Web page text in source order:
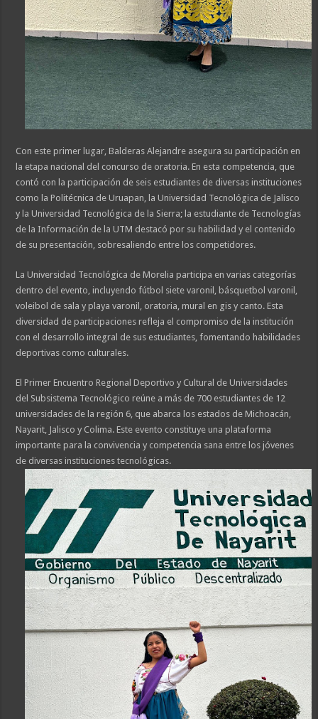
Con este primer lugar, Balderas Alejandre asegura su participación en
la etapa nacional del concurso de oratoria. En esta competencia, que
contó con la participación de seis estudiantes de diversas instituciones
como la Politécnica de Uruapan, la Universidad Tecnológica de Jalisco
y la Universidad Tecnológica de la Sierra; la estudiante de Tecnologías
de la Información de la UTM destacó por su habilidad y el contenido
de su presentación, sobresaliendo entre los competidores.
La Universidad Tecnológica de Morelia participa en varias categorías
dentro del evento, incluyendo fútbol siete varonil, básquetbol varonil,
voleibol de sala y playa varonil, oratoria, mural en gis y canto. Esta
diversidad de participaciones refleja el compromiso de la institución
con el desarrollo integral de sus estudiantes, fomentando habilidades
deportivas como culturales.
El Primer Encuentro Regional Deportivo y Cultural de Universidades
del Subsistema Tecnológico reúne a más de 700 estudiantes de 12
universidades de la región 6, que abarca los estados de Michoacán,
Nayarit, Jalisco y Colima. Este evento constituye una plataforma
importante para la convivencia y competencia sana entre los jóvenes
de diversas instituciones tecnológicas.